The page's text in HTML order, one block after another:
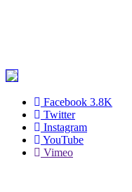
Facebook 3.8K
Twitter
Instagram
YouTube
Vimeo